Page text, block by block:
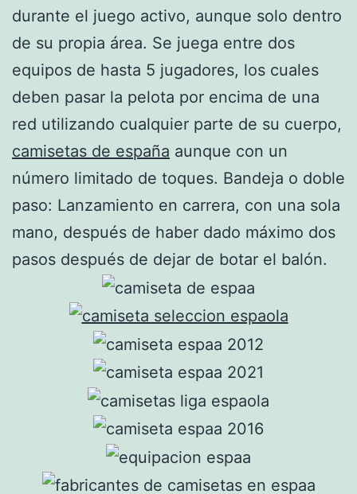
durante el juego activo, aunque solo dentro
de su propia área. Se juega entre dos
equipos de hasta 5 jugadores, los cuales
deben pasar la pelota por encima de una
red utilizando cualquier parte de su cuerpo,
camisetas de españa aunque con un
número limitado de toques. Bandeja o doble
paso: Lanzamiento en carrera, con una sola
mano, después de haber dado máximo dos
pasos después de dejar de botar el balón.